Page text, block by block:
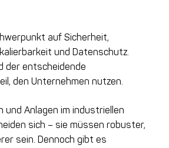
auf Sicherheit,
und Datenschutz.
der entscheidende
den Unternehmen nutzen.
und Anlagen im industriellen
sich – sie müssen robuster,
sein. Dennoch gibt es